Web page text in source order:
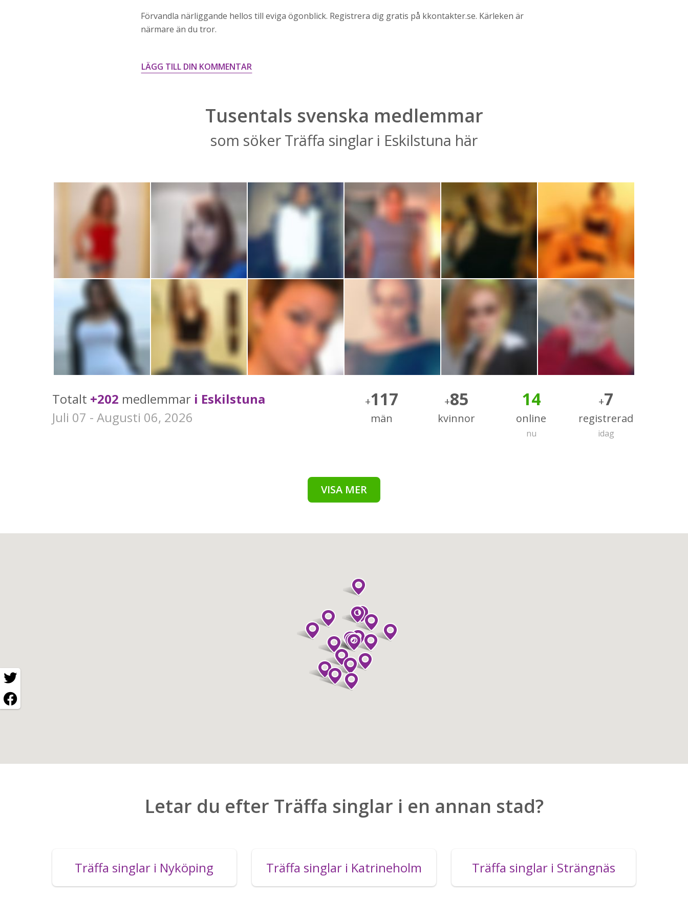
Förvandla närliggande hellos till eviga ögonblick. Registrera dig gratis på kkontakter.se. Kärleken är
närmare än du tror.
LÄGG TILL DIN KOMMENTAR
Tusentals svenska medlemmar
som söker Träffa singlar i Eskilstuna här
Totalt +202 medlemmar i Eskilstuna
Juli 07 - Augusti 06, 2026
+117
män
+85
kvinnor
14
online
nu
+7
registrerad
idag
VISA MER
Letar du efter Träffa singlar i en annan stad?
Träffa singlar i Nyköping Träffa singlar i Katrineholm Träffa singlar i Strängnäs